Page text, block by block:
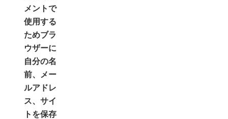
メントで
使用する
ためブラ
ウザーに
自分の名
前、メー
ルアドレ
ス、サイ
トを保存